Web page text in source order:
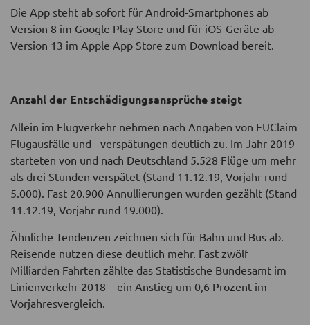
Die App steht ab sofort für Android-Smartphones ab
Version 8 im Google Play Store und für iOS-Geräte ab
Version 13 im Apple App Store zum Download bereit.
Anzahl der Entschädigungsansprüche steigt
Allein im Flugverkehr nehmen nach Angaben von EUClaim
Flugausfälle und - verspätungen deutlich zu. Im Jahr 2019
starteten von und nach Deutschland 5.528 Flüge um mehr
als drei Stunden verspätet (Stand 11.12.19, Vorjahr rund
5.000). Fast 20.900 Annullierungen wurden gezählt (Stand
11.12.19, Vorjahr rund 19.000).
Ähnliche Tendenzen zeichnen sich für Bahn und Bus ab.
Reisende nutzen diese deutlich mehr. Fast zwölf
Milliarden Fahrten zählte das Statistische Bundesamt im
Linienverkehr 2018 – ein Anstieg um 0,6 Prozent im
Vorjahresvergleich.